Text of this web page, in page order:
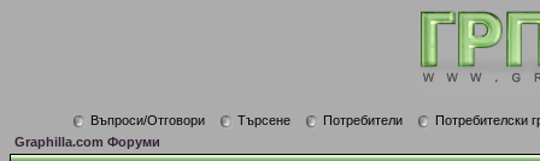
Въпроси/Отговори Търсене Потребители
Потребителски
Graphilla.com Форуми